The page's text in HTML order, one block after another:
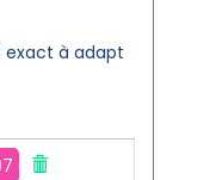
exact à adapt
67 02 63 53)